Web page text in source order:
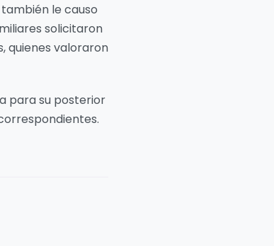
le causo
solicitaron
quienes valoraron
para su posterior